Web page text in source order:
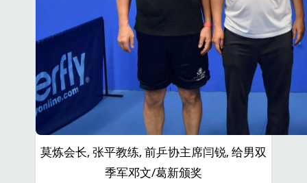
莫炼会长, 张平教练, 前乒协主席闫锐, 给男双
季军邓文/葛新颁奖